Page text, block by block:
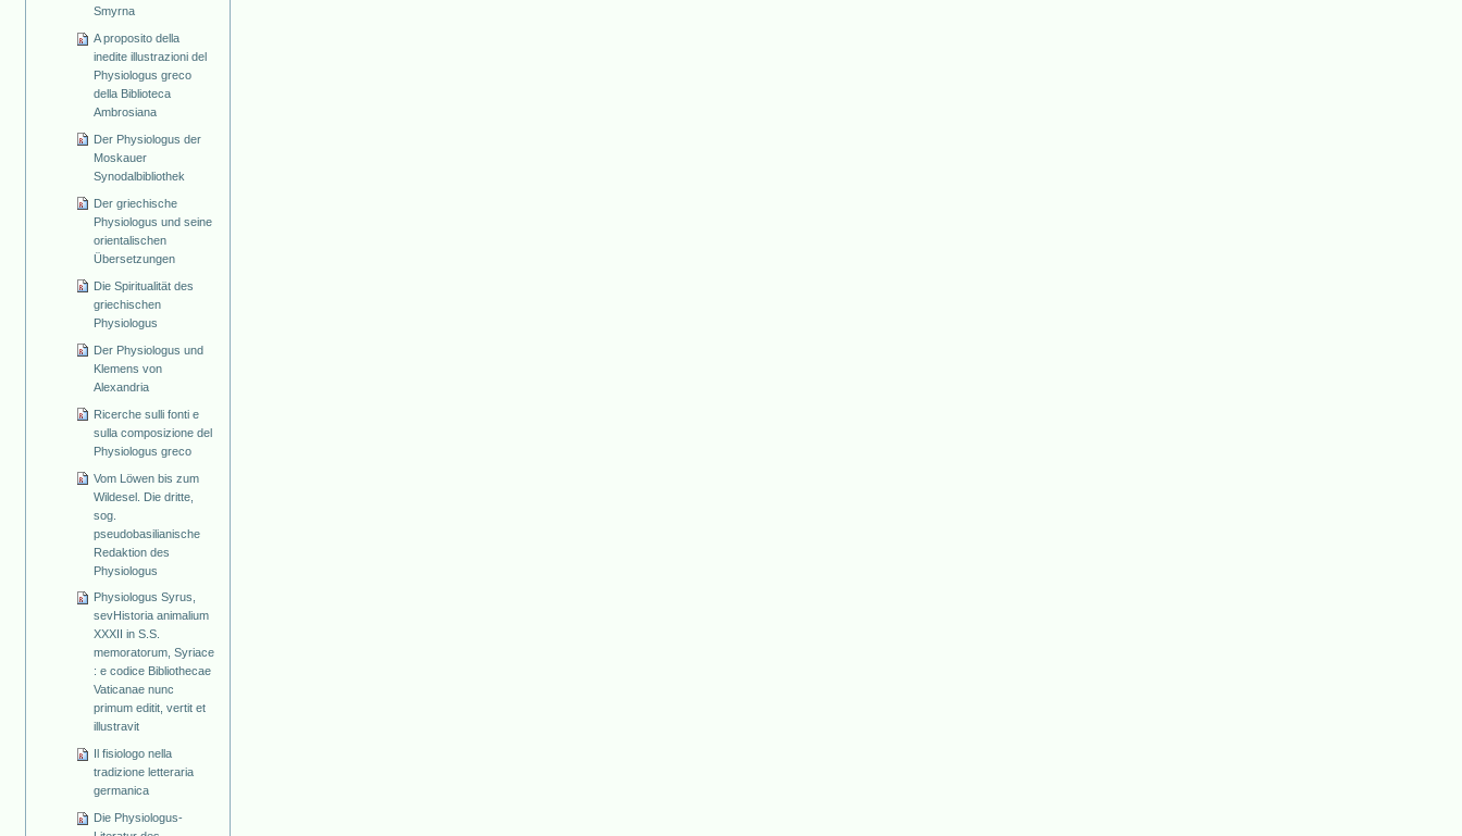
Smyrna
A proposito della
inedite illustrazioni del
Physiologus greco
della Biblioteca
Ambrosiana
Der Physiologus der
Moskauer
Synodalbibliothek
Der griechische
Physiologus und seine
orientalischen
Übersetzungen
Die Spiritualität des
griechischen
Physiologus
Der Physiologus und
Klemens von
Alexandria
Ricerche sulli fonti e
sulla composizione del
Physiologus greco
Vom Löwen bis zum
Wildesel. Die dritte,
sog.
pseudobasilianische
Redaktion des
Physiologus
Physiologus Syrus,
sevHistoria animalium
XXXII in S.S.
memoratorum, Syriace
: e codice Bibliothecae
Vaticanae nunc
primum editit, vertit et
illustravit
Il fisiologo nella
tradizione letteraria
germanica
Die Physiologus-